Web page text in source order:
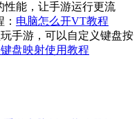
能，让手游运行更流
电脑怎么开VT教程
手游，可以自定义键盘按
盘映射使用教程